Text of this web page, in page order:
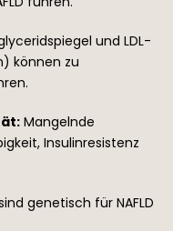
und LDL-
können zu
Mangelnde
Insulinresistenz
genetisch für NAFLD